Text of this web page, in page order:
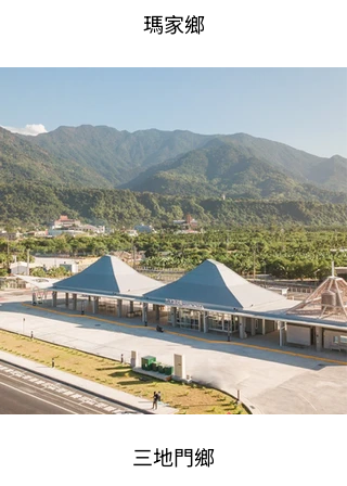
瑪家鄉
三地門鄉